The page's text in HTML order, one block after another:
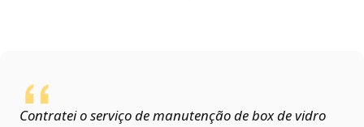
Contratei o serviço de manutenção de box de vidro